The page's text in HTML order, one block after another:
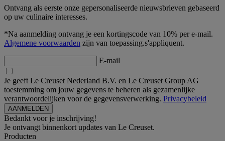
Ontvang als eerste onze gepersonaliseerde nieuwsbrieven gebaseerd
op uw culinaire interesses.
*Na aanmelding ontvang je een kortingscode van 10% per e-mail.
Algemene voorwaarden zijn van toepassing.s'appliquent.
E-mail
Je geeft Le Creuset Nederland B.V. en Le Creuset Group AG
toestemming om jouw gegevens te beheren als gezamenlijke
verantwoordelijken voor de gegevensverwerking. Privacybeleid
Bedankt voor je inschrijving!
Je ontvangt binnenkort updates van Le Creuset.
Producten